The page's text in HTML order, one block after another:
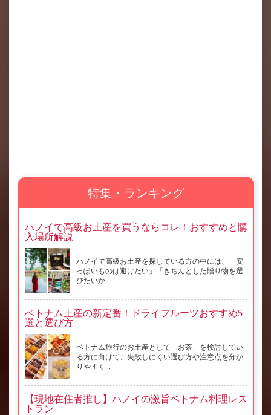
特集・ランキング
ハノイで高級お土産を買うならコレ！おすすめと購
入場所解説
ハノイで高級お土産を探している方の中には、「安
っぽいものは避けたい」「きちんとした贈り物を選
びたいか...
ベトナム土産の新定番！ドライフルーツおすすめ5
選と選び方
ベトナム旅行のお土産として「お茶」を検討してい
る方に向けて、失敗しにくい選び方や注意点を分か
りやすく...
【現地在住者推し】ハノイの激旨ベトナム料理レス
トラン